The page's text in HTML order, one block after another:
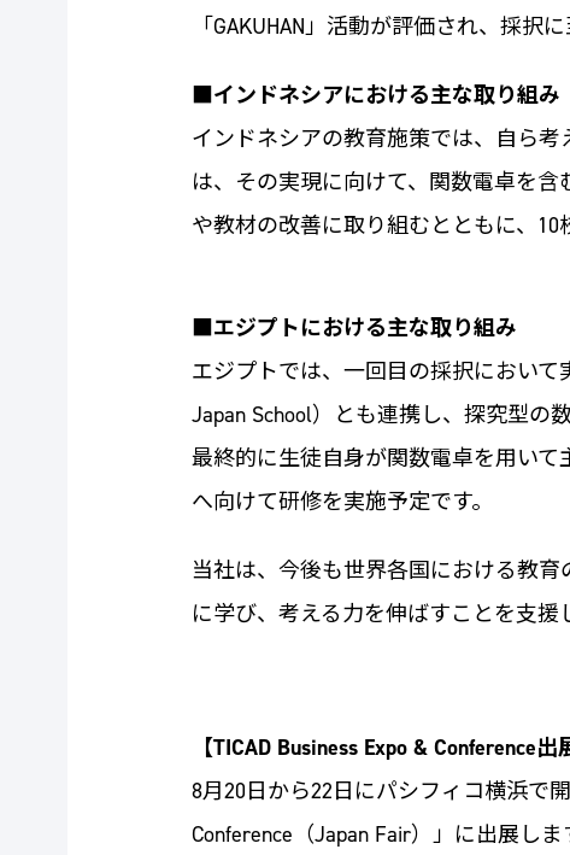
「GAKUHAN」活動が評価され、採択
■インドネシアにおける主な取り組み
インドネシアの教育施策では、自ら
は、その実現に向けて、関数電卓を
や教材の改善に取り組むとともに、
■エジプトにおける主な取り組み
エジプトでは、一回目の採択におい
Japan School）とも連携し、探究型の
最終的に生徒自身が関数電卓を用いて
へ向けて研修を実施予定です。
当社は、今後も世界各国における教
に学び、考える力を伸ばすことを支援
【TICAD Business Expo & Conference出
8月20日から22日にパシフィコ横浜で
Conference（Japan Fair）」に出展し